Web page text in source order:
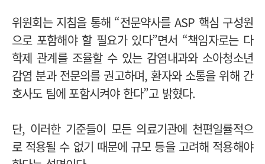
위원회는 지침을 통해 “전문약사를 ASP 핵심 구성원
으로 포함해야 할 필요가 있다”면서 “책임자로는 다
학제 관계를 조율할 수 있는 감염내과와 소아청소년
감염 분과 전문의를 권고하며, 환자와 소통을 위해 간
호사도 팀에 포함시켜야 한다”고 밝혔다.
단, 이러한 기준들이 모든 의료기관에 천편일률적으
로 적용될 수 없기 때문에 규모 등을 고려해 적용해야